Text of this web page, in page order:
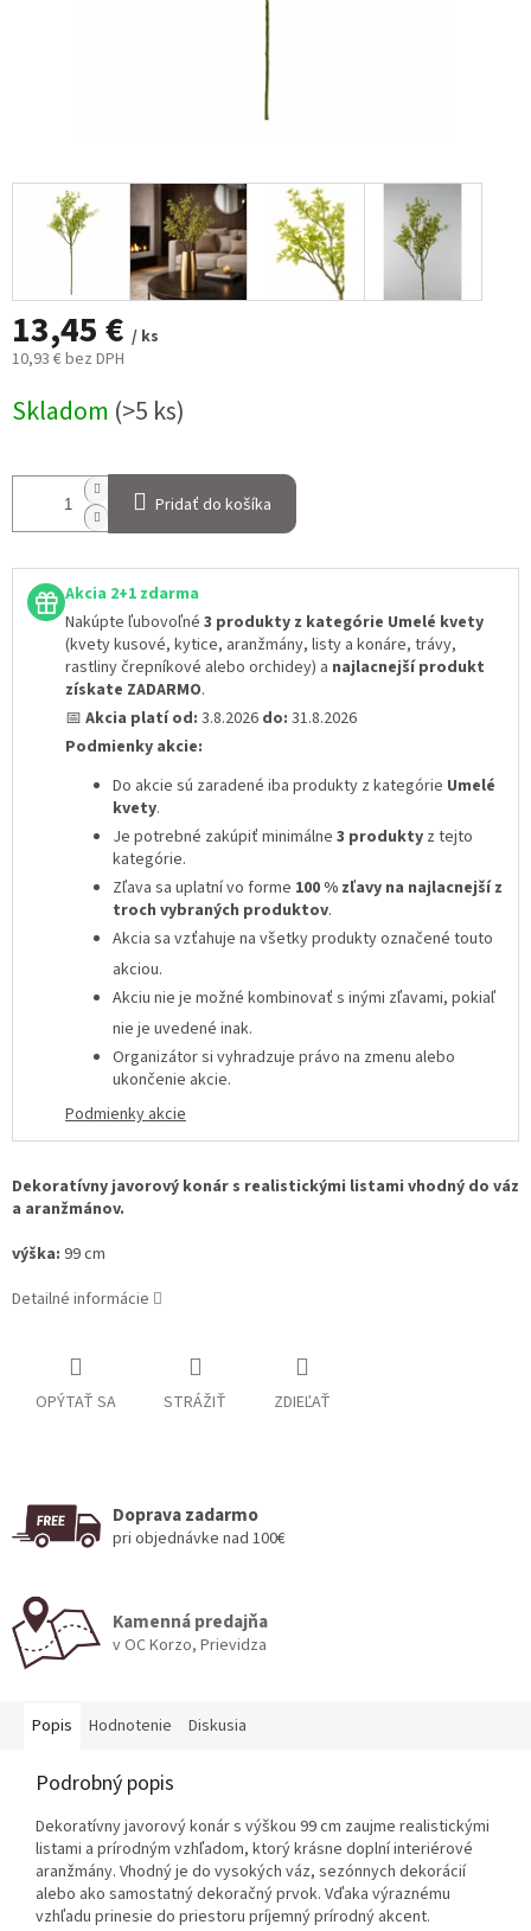
13,45 € / ks
10,93 € bez DPH
cena:
Skladom (>5 ks)
Pridať do košíka
Akcia 2+1 zdarma
Nakúpte ľubovoľné 3 produkty z kategórie Umelé kvety
(kvety kusové, kytice, aranžmány, listy a konáre, trávy,
rastliny črepníkové alebo orchidey) a najlacnejší produkt
získate ZADARMO.
📅 Akcia platí od: 3.8.2026 do: 31.8.2026
Podmienky akcie:
Do akcie sú zaradené iba produkty z kategórie Umelé
kvety.
Je potrebné zakúpiť minimálne 3 produkty z tejto
kategórie.
Zľava sa uplatní vo forme 100 % zľavy na najlacnejší z
troch vybraných produktov.
Akcia sa vzťahuje na všetky produkty označené touto
akciou.
Akciu nie je možné kombinovať s inými zľavami, pokiaľ
nie je uvedené inak.
Organizátor si vyhradzuje právo na zmenu alebo
ukončenie akcie.
Podmienky akcie
Dekoratívny javorový konár s realistickými listami vhodný do váz
a aranžmánov.
výška: 99 cm
Detailné informácie
OPÝTAŤ SA STRÁŽIŤ ZDIEĽAŤ
Doprava zadarmo
pri objednávke nad 100€
Kamenná predajňa
v OC Korzo, Prievidza
Popis Hodnotenie Diskusia
Podrobný popis
Dekoratívny javorový konár s výškou 99 cm zaujme realistickými
listami a prírodným vzhľadom, ktorý krásne doplní interiérové
aranžmány. Vhodný je do vysokých váz, sezónnych dekorácií
alebo ako samostatný dekoračný prvok. Vďaka výraznému
vzhľadu prinesie do priestoru príjemný prírodný akcent.